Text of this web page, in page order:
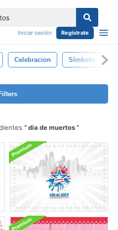
Iniciar sesión Regístrate
Celebracion Símbolo
dia de muertos